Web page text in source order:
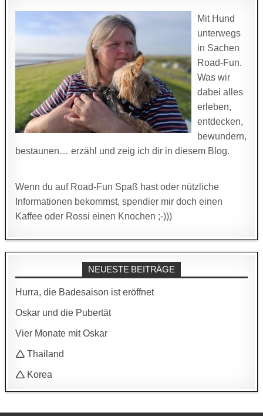
Mit Hund
unterwegs
in Sachen
Road-Fun.
Was wir
dabei alles
erleben,
entdecken,
bewundern,
bestaunen… erzähl und zeig ich dir in diesem Blog.
Wenn du auf Road-Fun Spaß hast oder nützliche
Informationen bekommst, spendier mir doch einen
Kaffee oder Rossi einen Knochen ;-)))
NEUESTE BEITRÄGE
Hurra, die Badesaison ist eröffnet
Oskar und die Pubertät
Vier Monate mit Oskar
🛆 Thailand
🛆 Korea